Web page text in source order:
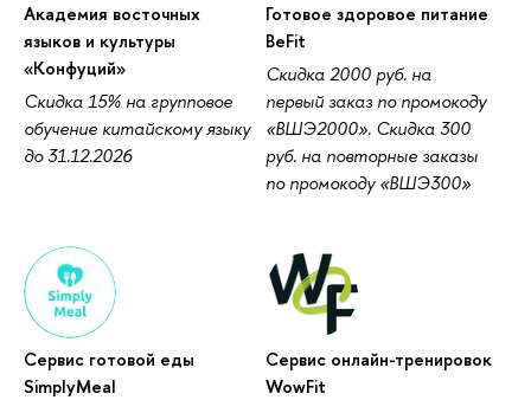
Академия восточных
языков и культуры
«Конфуций»
Скидка 15% на групповое
обучение китайскому языку
до 31.12.2026
Готовое здоровое питание
BeFit
Скидка 2000 руб. на
первый заказ по промокоду
«ВШЭ2000». Скидка 300
руб. на повторные заказы
по промокоду «ВШЭ300»
Сервис готовой еды
SimplyMeal
Сервис онлайн-тренировок
WowFit